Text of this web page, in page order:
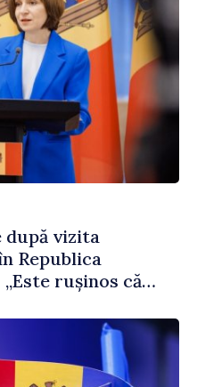
după vizita
Republica
rușinos că